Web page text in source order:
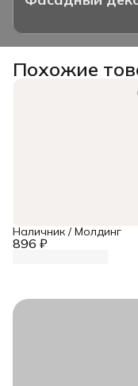
Похожие
896 ₽
Наличник / Молдинг